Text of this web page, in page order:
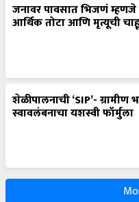
जनावर पावसात भिजणं
आर्थिक तोटा आणि मृत्यूची
शेळीपालनाची ‘SIP’- ग्रामीण
स्वावलंबनाचा यशस्वी फॉर्मुला